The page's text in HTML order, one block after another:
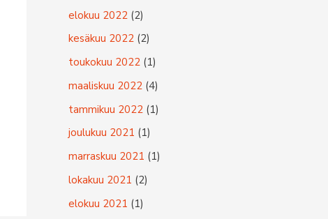
elokuu 2022 (2)
kesäkuu 2022 (2)
toukokuu 2022 (1)
maaliskuu 2022 (4)
tammikuu 2022 (1)
joulukuu 2021 (1)
marraskuu 2021 (1)
lokakuu 2021 (2)
elokuu 2021 (1)